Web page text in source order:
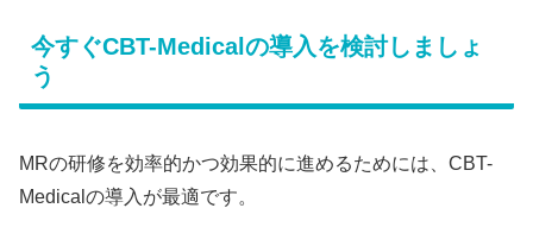
今すぐCBT-Medicalの導入を検討しましょ
う
MRの研修を効率的かつ効果的に進めるためには、CBT-
Medicalの導入が最適です。